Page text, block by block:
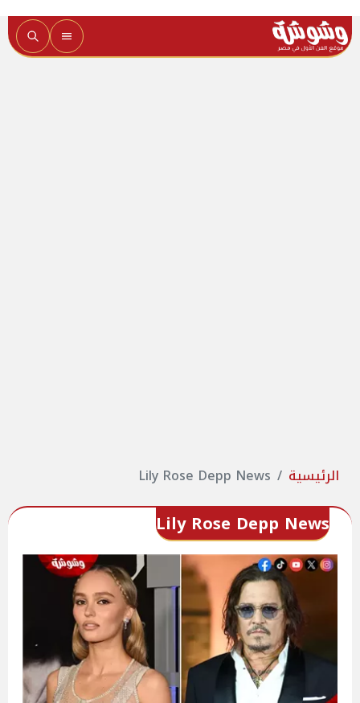
الرئيسية Lily Rose Depp News
Lily Rose Depp News